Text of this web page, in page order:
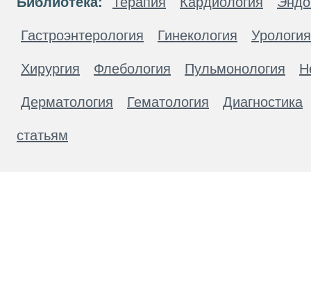
Гастроэнтерология Гинекология Урология
Хирургия Флебология Пульмонология
Дерматология Гематология Диагностика
статьям